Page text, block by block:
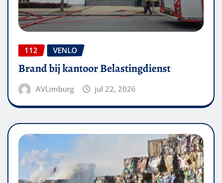
112 VENLO
Brand bij kantoor Belastingdienst
AVLimburg jul 22, 2026